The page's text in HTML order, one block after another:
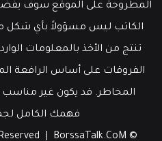
المطروحة على الموقع سوف يفضي
الكاتب ليس مسؤولاً بأي شكل
تنتج من الأخذ بالمعلومات
الفروقات على أساس الرافعة
المخاطر. قد يكون غير مناسب
فهمك الكامل
© Copyright 2026, All Rights Reserved |
BorssaTalk.CoM